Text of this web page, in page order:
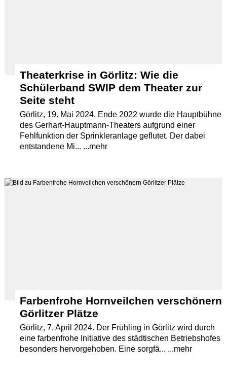
Theaterkrise in Görlitz: Wie die
Schülerband SWIP dem Theater zur
Seite steht
Görlitz, 19. Mai 2024. Ende 2022 wurde die Hauptbühne
des Gerhart-Hauptmann-Theaters aufgrund einer
Fehlfunktion der Sprinkleranlage geflutet. Der dabei
entstandene Mi... ...mehr
Farbenfrohe Hornveilchen verschönern
Görlitzer Plätze
Görlitz, 7. April 2024. Der Frühling in Görlitz wird durch
eine farbenfrohe Initiative des städtischen Betriebshofes
besonders hervorgehoben. Eine sorgfä... ...mehr